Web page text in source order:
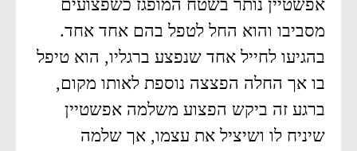
אפשטיין נותר בשטח המופגז כשפצועים
מסביבו והוא החל לטפל בהם אחד אחד.
בהגיעו לחייל אחד שנפצע ברגליו, הוא טיפל
בו אך החלה הפצצה נוספת לאותו מקום,
ברגע זה ביקש הפצוע משלמה אפשטיין
שיניח לו ושיציל את עצמו, אך שלמה